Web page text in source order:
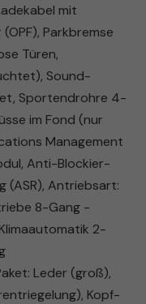
mit
Parkbremse
Türen,
Sound-
Sportendrohre 4-
im Fond (nur
Management
Anti-Blockier-
(ASR), Antriebsart:
8-Gang -
2-
Leder (groß),
Kopf-